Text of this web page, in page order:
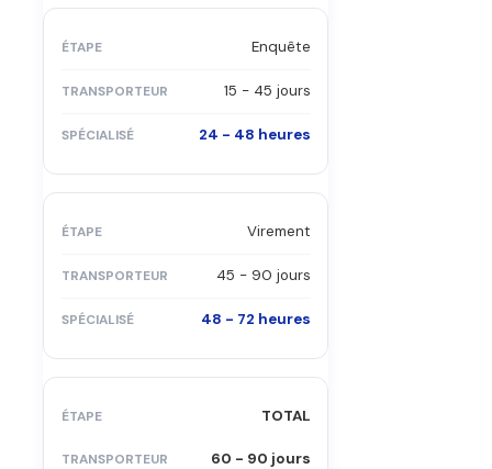
Enquête
15 - 45 jours
24 - 48 heures
Virement
45 - 90 jours
48 - 72 heures
TOTAL
60 - 90 jours